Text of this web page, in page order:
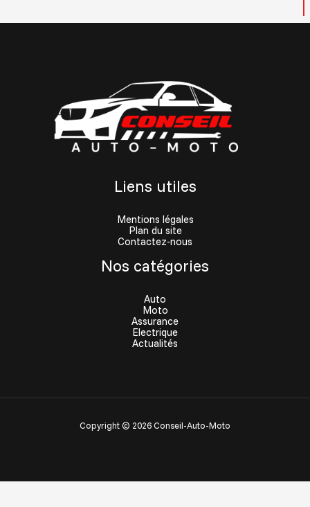
Liens utiles
Mentions légales
Plan du site
Contactez-nous
Nos catégories
Auto
Moto
Assurance
Electrique
Actualités
Copyright © 2026 Conseil-Auto-Moto